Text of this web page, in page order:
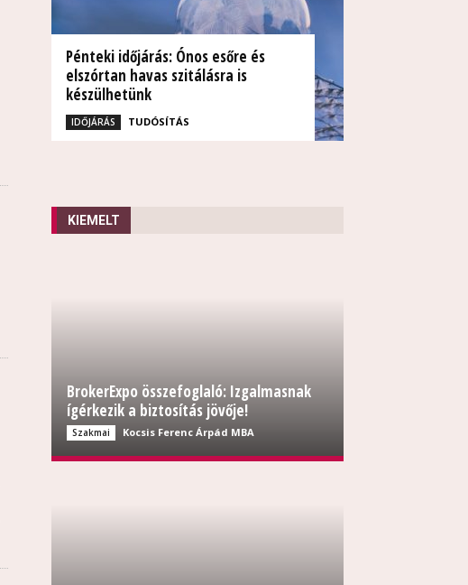
Pénteki időjárás: Ónos esőre és
elszórtan havas szitálásra is
készülhetünk
IDŐJÁRÁS TUDÓSÍTÁS
KIEMELT
BrokerExpo összefoglaló: Izgalmasnak
ígérkezik a biztosítás jövője!
Szakmai Kocsis Ferenc Árpád MBA